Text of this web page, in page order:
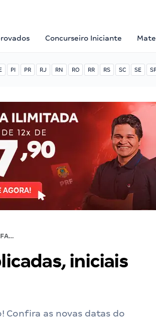
Concurseiro Iniciante
PI PR RJ RN RO RR RS SC SE
Concurso IFAM: provas aplicadas, iniciais de até R$ 6,4 mil!
iniciais
Confira as novas datas do